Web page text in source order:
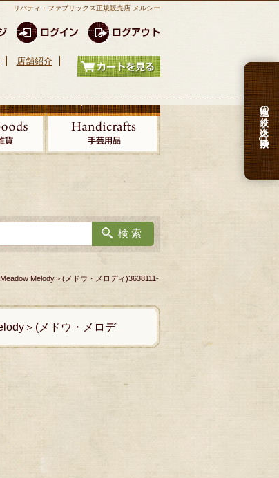
リバティ・ファブリックス正規販売店 メルシー
店舗紹介
生地の絞り込み検索
Melody＞(メドウ・メロディ)3638111-
＞(メドウ・メロデ